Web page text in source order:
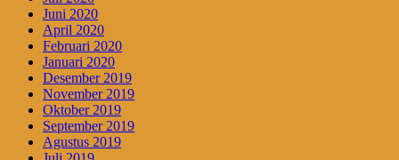
Juni 2020
April 2020
Februari 2020
Januari 2020
Desember 2019
November 2019
Oktober 2019
September 2019
Agustus 2019